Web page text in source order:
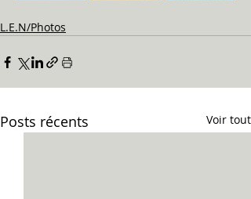
L.E.N/Photos
Posts récents Voir tout